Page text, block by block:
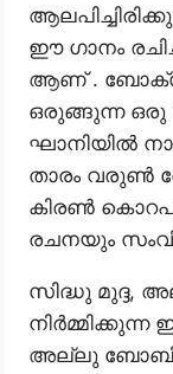
ഈ ഗാനം
ആണ് .
ഒരുങ്ങുന്ന
ഘാനിയിൽ
താരം വരുൺ
കിരൺ
രചനയും
സിദ്ധു മുദ്ദ,
അല്ലു ബോബി